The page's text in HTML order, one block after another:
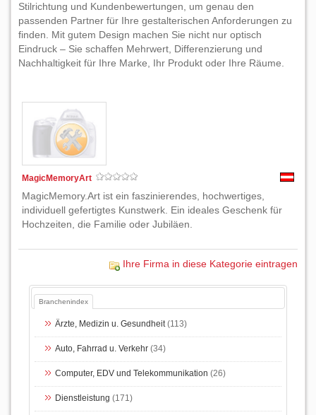
Stilrichtung und Kundenbewertungen, um genau den
passenden Partner für Ihre gestalterischen Anforderungen zu
finden. Mit gutem Design machen Sie nicht nur optisch
Eindruck – Sie schaffen Mehrwert, Differenzierung und
Nachhaltigkeit für Ihre Marke, Ihr Produkt oder Ihre Räume.
MagicMemoryArt
MagicMemory.Art ist ein faszinierendes, hochwertiges,
individuell gefertigtes Kunstwerk. Ein ideales Geschenk für
Hochzeiten, die Familie oder Jubiläen.
Ihre Firma in diese Kategorie eintragen
Branchenindex
Ärzte, Medizin u. Gesundheit(113)
Auto, Fahrrad u. Verkehr (34)
Computer, EDV und Telekommunikation (26)
Dienstleistung (171)